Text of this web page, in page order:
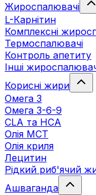
Жироспалювачі
L-Карнітин
Комплексні
Термоспалювачі
Контроль апетиту
Інші
Корисні жири
Омега 3
Омега 3-6-9
CLA та HCA
Олія МСТ
Олія криля
Лецитин
Рідкий риб'ячий
Ашваганда